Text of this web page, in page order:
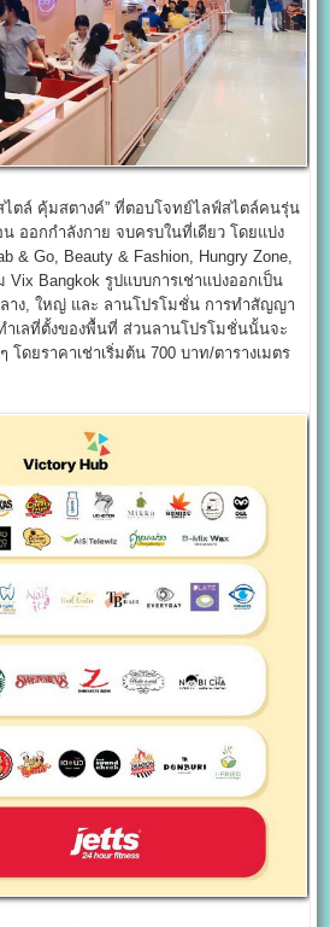
ตล์ คุ้มสตางค์” ที่ตอบโจทย์ไลฟ์สไตล์คนรุ่น
ออกกำลังกาย จบครบในที่เดียว โดยแบ่ง
& Go, Beauty & Fashion, Hungry Zone,
Vix Bangkok รูปแบบการเช่าแบ่งออกเป็น
าง, ใหญ่ และ ลานโปรโมชั่น การทำสัญญา
ำเลที่ตั้งของพื้นที่ ส่วนลานโปรโมชั่นนั้นจะ
โดยราคาเช่าเริ่มต้น 700 บาท/ตารางเมตร